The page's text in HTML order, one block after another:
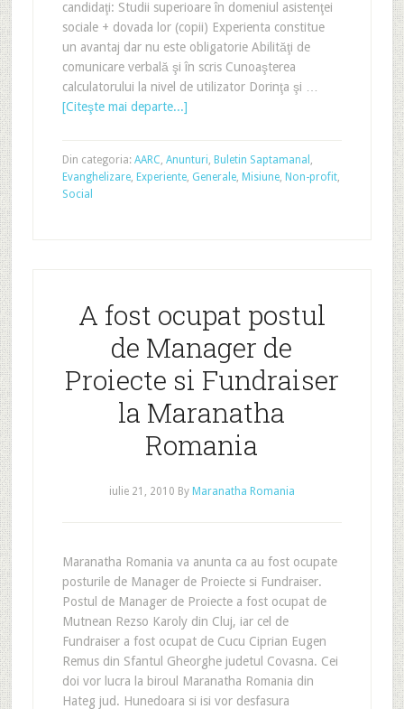
candidaţi: Studii superioare în domeniul asistenţei
sociale + dovada lor (copii) Experienta constitue
un avantaj dar nu este obligatorie Abilităţi de
comunicare verbală şi în scris Cunoaşterea
calculatorului la nivel de utilizator Dorinţa şi …
[Citeşte mai departe...]
Din categoria: AARC, Anunturi, Buletin Saptamanal ,
Evanghelizare, Experiente, Generale, Misiune, Non-profit,
Social
A fost ocupat postul
de Manager de
Proiecte si Fundraiser
la Maranatha
Romania
iulie 21, 2010 By Maranatha Romania
Maranatha Romania va anunta ca au fost ocupate
posturile de Manager de Proiecte si Fundraiser.
Postul de Manager de Proiecte a fost ocupat de
Mutnean Rezso Karoly din Cluj, iar cel de
Fundraiser a fost ocupat de Cucu Ciprian Eugen
Remus din Sfantul Gheorghe judetul Covasna. Cei
doi vor lucra la biroul Maranatha Romania din
Hateg jud. Hunedoara si isi vor desfasura